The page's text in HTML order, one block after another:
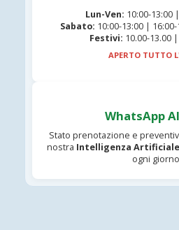
Lun-Ven: 10:00-13:00
Sabato: 10:00-13:00 | 16:00-
Festivi: 10.00-13.00
APERTO TUTTO
WhatsApp
Stato prenotazione e
nostra Intelligenza Artificiale
ogni